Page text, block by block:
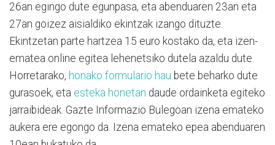
26an egingo dute egunpasa, eta abenduaren 23an eta
27an goizez aisialdiko ekintzak izango dituzte.
Ekintzetan parte hartzea 15 euro kostako da, eta izen-
ematea online egitea lehenetsiko dutela azaldu dute.
Horretarako, honako formulario hau bete beharko dute
gurasoek, eta esteka honetan daude ordainketa egiteko
jarraibideak. Gazte Informazio Bulegoan izena emateko
aukera ere egongo da. Izena emateko epea abenduaren